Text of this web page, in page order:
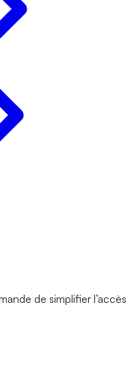
de simplifier l’accès